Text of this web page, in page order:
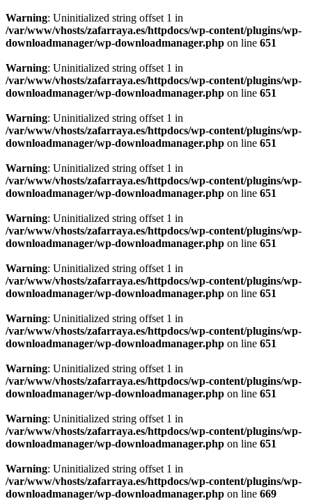
Warning: Uninitialized string offset 1 in
/var/www/vhosts/zafarraya.es/httpdocs/wp-content/plugins/wp-
downloadmanager/wp-downloadmanager.php on line 651
Warning: Uninitialized string offset 1 in
/var/www/vhosts/zafarraya.es/httpdocs/wp-content/plugins/wp-
downloadmanager/wp-downloadmanager.php on line 651
Warning: Uninitialized string offset 1 in
/var/www/vhosts/zafarraya.es/httpdocs/wp-content/plugins/wp-
downloadmanager/wp-downloadmanager.php on line 651
Warning: Uninitialized string offset 1 in
/var/www/vhosts/zafarraya.es/httpdocs/wp-content/plugins/wp-
downloadmanager/wp-downloadmanager.php on line 651
Warning: Uninitialized string offset 1 in
/var/www/vhosts/zafarraya.es/httpdocs/wp-content/plugins/wp-
downloadmanager/wp-downloadmanager.php on line 651
Warning: Uninitialized string offset 1 in
/var/www/vhosts/zafarraya.es/httpdocs/wp-content/plugins/wp-
downloadmanager/wp-downloadmanager.php on line 651
Warning: Uninitialized string offset 1 in
/var/www/vhosts/zafarraya.es/httpdocs/wp-content/plugins/wp-
downloadmanager/wp-downloadmanager.php on line 651
Warning: Uninitialized string offset 1 in
/var/www/vhosts/zafarraya.es/httpdocs/wp-content/plugins/wp-
downloadmanager/wp-downloadmanager.php on line 651
Warning: Uninitialized string offset 1 in
/var/www/vhosts/zafarraya.es/httpdocs/wp-content/plugins/wp-
downloadmanager/wp-downloadmanager.php on line 651
Warning: Uninitialized string offset 1 in
/var/www/vhosts/zafarraya.es/httpdocs/wp-content/plugins/wp-
downloadmanager/wp-downloadmanager.php on line 669